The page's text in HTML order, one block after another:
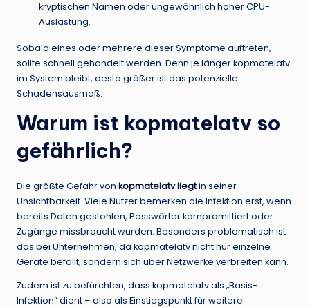
kryptischen Namen oder ungewöhnlich hoher CPU-
Auslastung.
Sobald eines oder mehrere dieser Symptome auftreten,
sollte schnell gehandelt werden. Denn je länger kopmatelatv
im System bleibt, desto größer ist das potenzielle
Schadensausmaß.
Warum ist kopmatelatv so
gefährlich?
Die größte Gefahr von kopmatelatv liegtin seiner
Unsichtbarkeit. Viele Nutzer bemerken die Infektion erst, wenn
bereits Daten gestohlen, Passwörter kompromittiert oder
Zugänge missbraucht wurden. Besonders problematisch ist
das bei Unternehmen, da kopmatelatv nicht nur einzelne
Geräte befällt, sondern sich über Netzwerke verbreiten kann.
Zudem ist zu befürchten, dass kopmatelatv als „Basis-
Infektion“ dient – also als Einstiegspunkt für weitere